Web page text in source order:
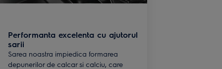
Performanta excelenta cu ajutorul
sarii
Sarea noastra impiedica formarea
depunerilor de calcar si calciu, care